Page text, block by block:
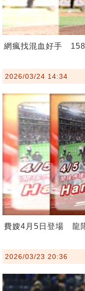
網瘋找混血好手 158
2026/03/24 14:34
費嫂4月5日登場 龍
2026/03/23 20:36